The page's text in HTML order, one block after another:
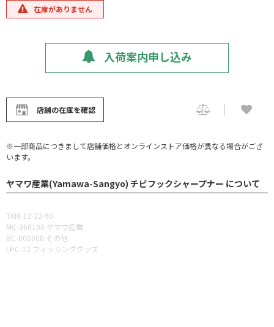
在庫がありません
入荷案内申し込み
店舗の在庫を確認
※一部商品につきまして店舗価格とオンラインストア価格が異なる場合がござ
います。
ヤマワ産業(Yamawa-Sangyo) チビフックシャープナー について
TKM-12-22-90
MC-360100 ヤマワ産業
BC-000000 その他
LPC-12 フィッシンググッズ